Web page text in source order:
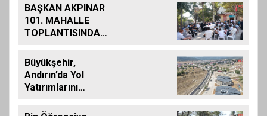
BAŞKAN AKPINAR
101. MAHALLE
TOPLANTISINDA
MAHALLESİ
SAKİNLERİYLE
BULUŞTU
Büyükşehir,
Andırın’da Yol
Yatırımlarını